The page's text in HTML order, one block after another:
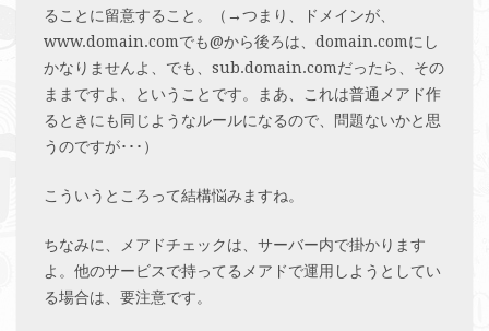
ることに留意すること。（→つまり、ドメインが、
www.domain.comでも@から後ろは、domain.comにし
かなりませんよ、でも、sub.domain.comだったら、その
ままですよ、ということです。まあ、これは普通メアド作
るときにも同じようなルールになるので、問題ないかと思
うのですが･･･）
こういうところって結構悩みますね。
ちなみに、メアドチェックは、サーバー内で掛かります
よ。他のサービスで持ってるメアドで運用しようとしてい
る場合は、要注意です。